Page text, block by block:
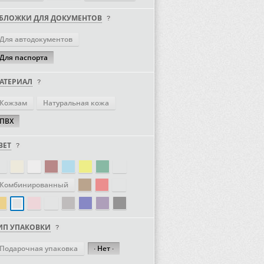
ДЛЯ ДОКУМЕНТОВ
Для автодокументов
Для паспорта
Кожзам
Натуральная кожа
ПВХ
Комбинированный
УПАКОВКИ
Подарочная упаковка ∙ Нет ∙